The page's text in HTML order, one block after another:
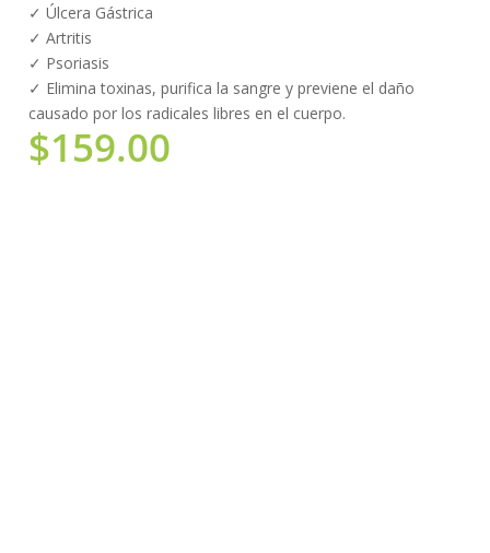
✓ Úlcera Gástrica
✓ Artritis
✓ Psoriasis
✓ Elimina toxinas, purifica la sangre y previene el daño
causado por los radicales libres en el cuerpo.
$159.00